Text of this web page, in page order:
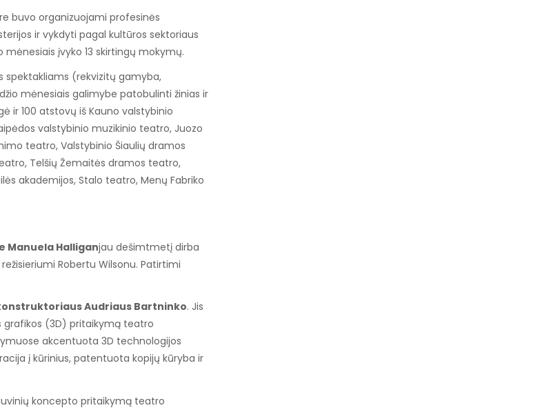
buvo organizuojami profesinės
ir vykdyti pagal kultūros sektoriaus
įvyko 13 skirtingų mokymų.
spektakliams (rekvizitų gamyba,
mėnesiais galimybe patobulinti žinias ir
ir 100 atstovų iš Kauno valstybinio
valstybinio muzikinio teatro, Juozo
teatro, Valstybinio Šiaulių dramos
Telšių Žemaitės dramos teatro,
akademijos, Stalo teatro, Menų Fabriko
Manuela Halliganjau dešimtmetį dirba
Robertu Wilsonu. Patirtimi
Audriaus Bartninko. Jis
grafikos (3D) pritaikymą teatro
akcentuota 3D technologijos
į kūrinius, patentuota kopijų kūryba ir
koncepto pritaikymą teatro